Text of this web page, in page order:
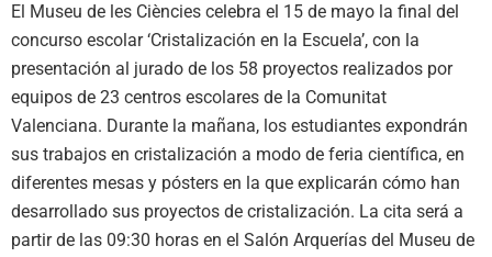
El Museu de les Ciències celebra el 15 de mayo la final del
concurso escolar ‘Cristalización en la Escuela’, con la
presentación al jurado de los 58 proyectos realizados por
equipos de 23 centros escolares de la Comunitat
Valenciana. Durante la mañana, los estudiantes expondrán
sus trabajos en cristalización a modo de feria científica, en
diferentes mesas y pósters en la que explicarán cómo han
desarrollado sus proyectos de cristalización. La cita será a
partir de las 09:30 horas en el Salón Arquerías del Museu de